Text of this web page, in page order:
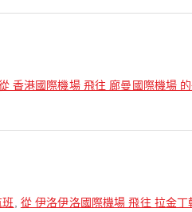
香港國際機場 飛往 廊曼國際機場
從 伊洛伊洛國際機場 飛往 拉金丁